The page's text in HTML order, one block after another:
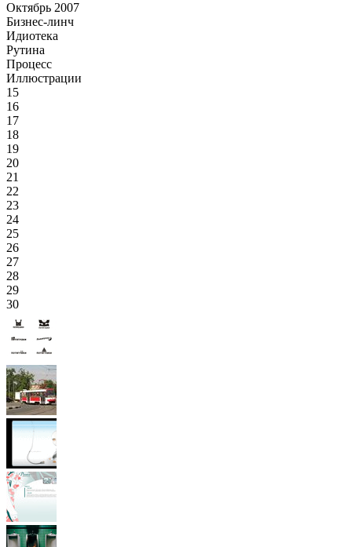
Октябрь 2007
Бизнес-линч
Идиотека
Рутина
Процесс
Иллюстрации
15
16
17
18
19
20
21
22
23
24
25
26
27
28
29
30